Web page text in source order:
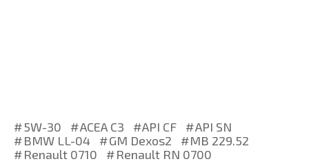
5W-30 ACEA C3 API CF
API SN
BMW LL-04
GM Dexos2
MB 229.52
Renault 0710
Renault RN 0700